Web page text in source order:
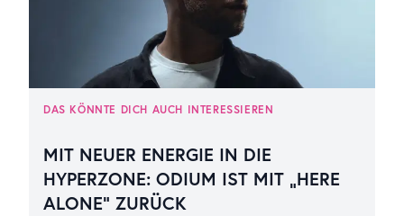
DAS KÖNNTE DICH AUCH INTERESSIEREN
MIT NEUER ENERGIE IN DIE
HYPERZONE: ODIUM IST MIT „HERE
ALONE“ ZURÜCK